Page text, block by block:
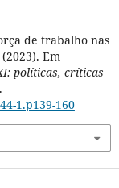
de trabalho nas
Em
políticas, críticas
1.p139-160